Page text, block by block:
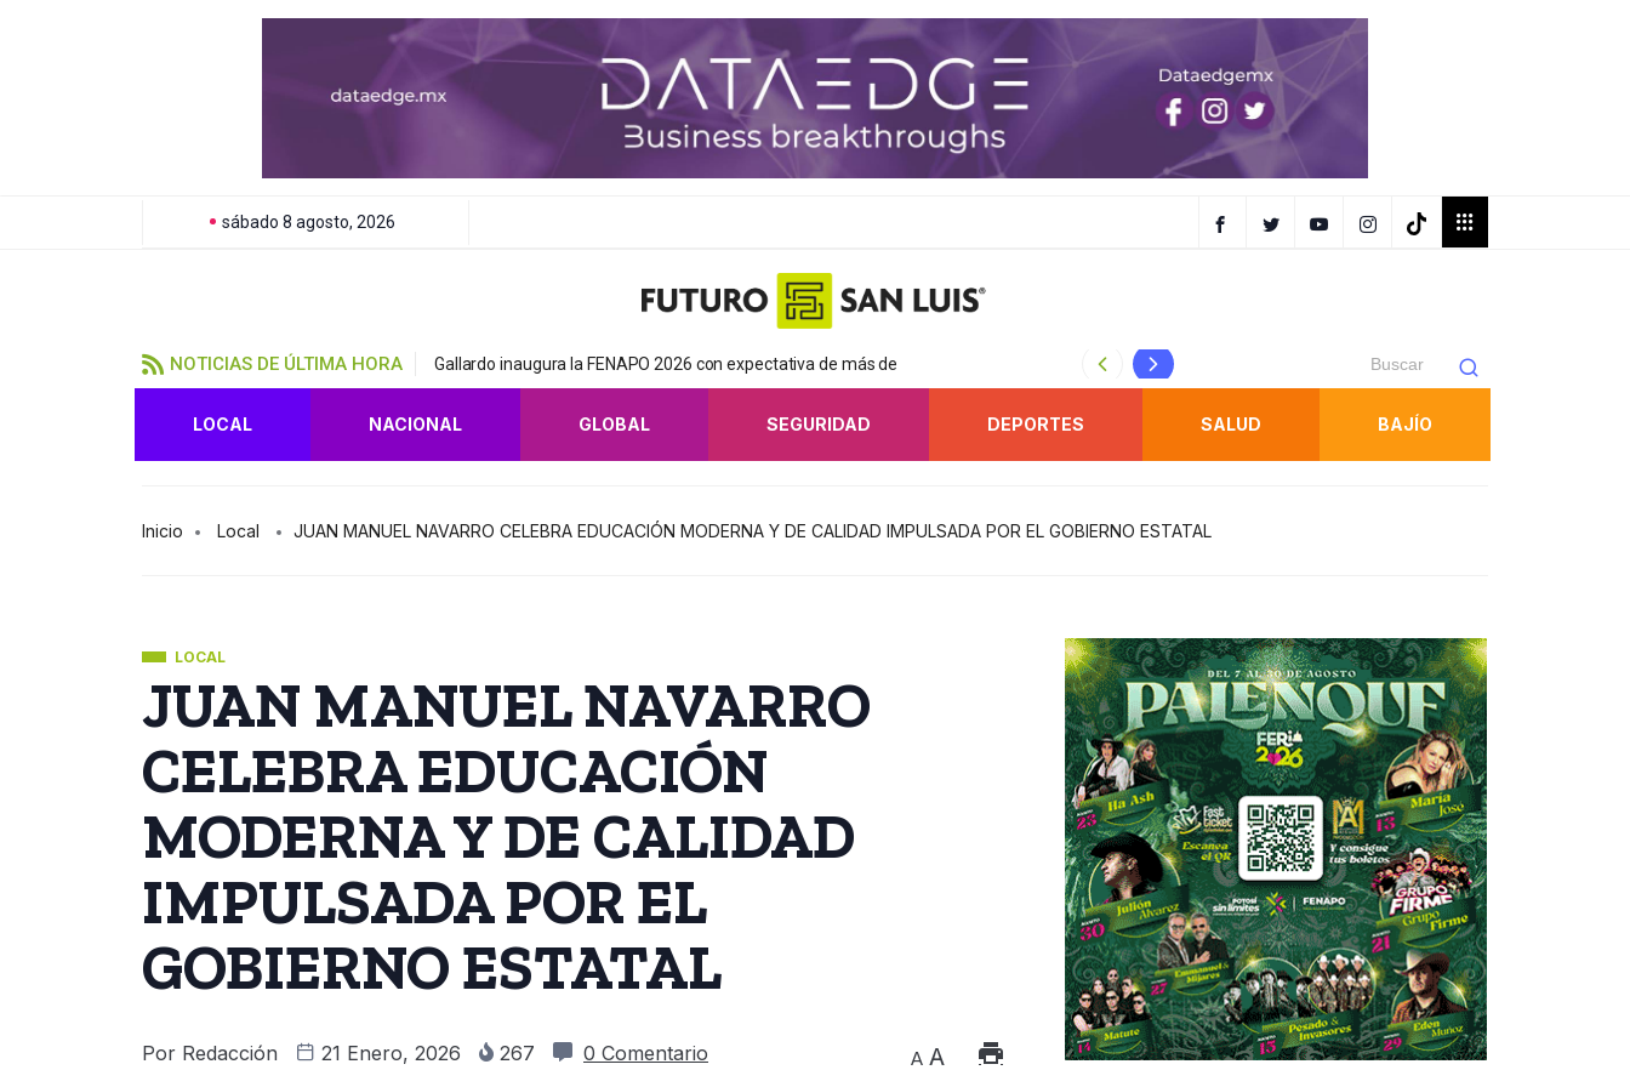
sábado 8 agosto, 2026
NOTICIAS DE ÚLTIMA HORA Gallardo inaugura la FENAPO 2026 con expectativa de más de Protección Civil refuerza inspecciones en juegos
LOCAL NACIONAL GLOBAL SEGURIDAD DEPORTES SALUD BAJÍO
Inicio Local JUAN MANUEL NAVARRO CELEBRA EDUCACIÓN MODERNA Y DE CALIDAD IMPULSADA POR EL GOBIERNO ESTATAL
LOCAL
JUAN MANUEL NAVARRO
CELEBRA EDUCACIÓN
MODERNA Y DE CALIDAD
IMPULSADA POR EL
GOBIERNO ESTATAL
Por Redacción 21 Enero, 2026 267 0 Comentario A A